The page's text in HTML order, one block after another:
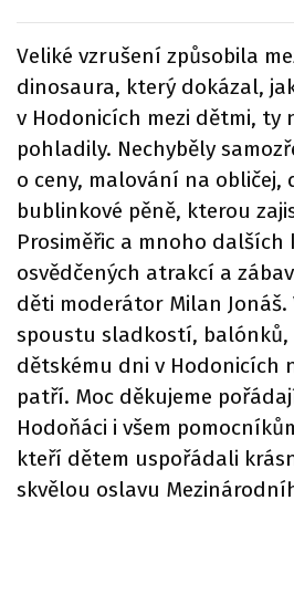
Veliké vzrušení způsobila
dinosaura, který dokázal,
v Hodonicích mezi dětmi, ty
pohladily. Nechyběly
o ceny, malování na obličej,
bublinkové pěně, kterou
Prosiměřic a mnoho dalších
osvědčených atrakcí a
děti moderátor Milan Jonáš.
spoustu sladkostí, balónků,
dětskému dni v Hodonicích
patří. Moc děkujeme
Hodoňáci i všem
kteří dětem uspořádali
skvělou oslavu